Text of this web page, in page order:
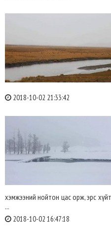
2018-10-02 21:33:42
хэмжээний нойтон цас орж, эрс
...
2018-10-02 16:47:18